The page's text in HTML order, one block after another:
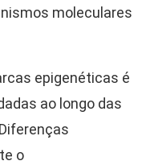
moleculares
epigenéticas é
ao longo das
o